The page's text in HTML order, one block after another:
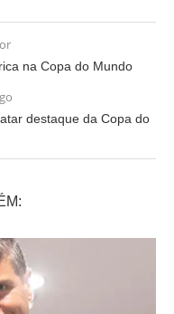
na Copa do Mundo
destaque da Copa do